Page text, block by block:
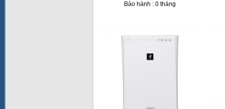
Bảo hành : 0 tháng